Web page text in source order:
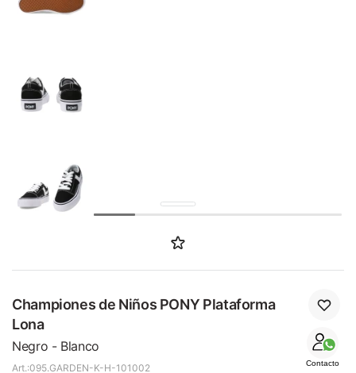
Championes de Niños PONY Plataforma
Lona
Negro - Blanco
Contacto
095.GARDEN-K-H-101002